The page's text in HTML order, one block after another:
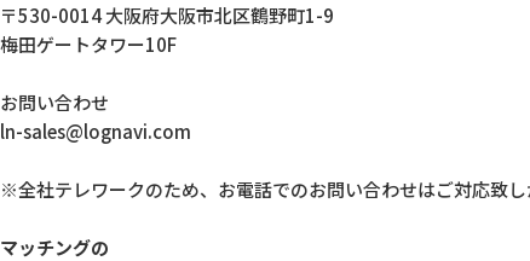
〒530-0014 大阪府大阪市北区鶴野町1-9
梅田ゲートタワー10F
お問い合わせ
ln-sales@lognavi.com
※全社テレワークのため、お電話でのお問い合わせはご対応致し
マッチングの